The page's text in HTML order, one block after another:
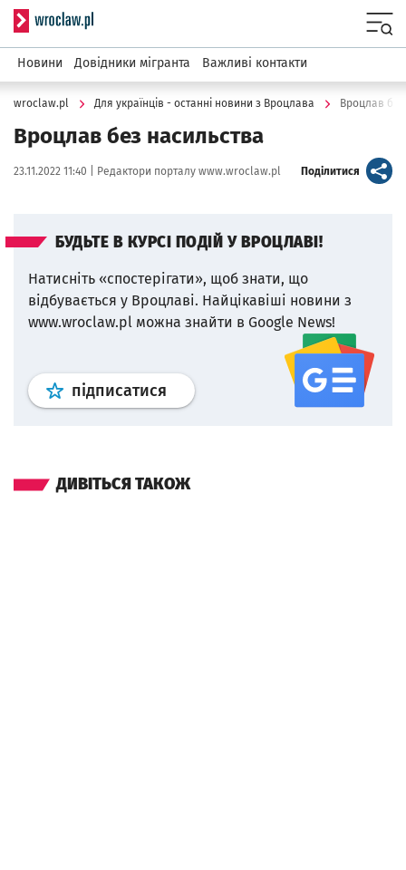
Serwis informacyjny wroclaw.pl
Новини Довідники мігранта Важливі контакти
wroclaw.pl Для українців - останні новини з Вроцлава Вроцлав
Вроцлав без насильства
Data publikacji:
23.11.2022 11:40 | Autor:
Редактори порталу www.wroclaw.pl Поділитися artykuł
БУДЬТЕ В КУРСІ ПОДІЙ У ВРОЦЛАВІ!
Натисніть «спостерігати», щоб знати, що
відбувається у Вроцлаві. Найцікавіші новини з
www.wroclaw.pl можна знайти в Google News!
підписатися Профіль google news
ДИВІТЬСЯ ТАКОЖ